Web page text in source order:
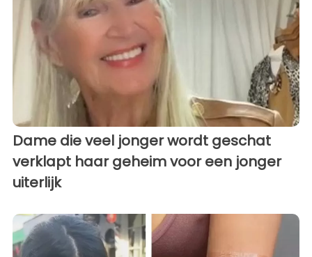
Dame die veel jonger wordt geschat
verklapt haar geheim voor een jonger
uiterlijk